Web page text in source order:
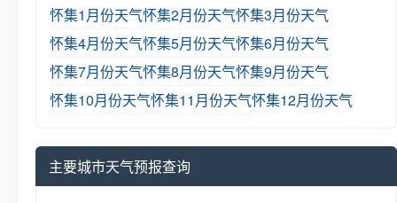
怀集1月份天气怀集2月份天气怀集3月份天气
怀集4月份天气怀集5月份天气怀集6月份天气
怀集7月份天气怀集8月份天气怀集9月份天气
怀集10月份天气怀集11月份天气怀集12月份天气
主要城市天气预报查询